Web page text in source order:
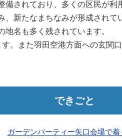
されており、多くの区民が利
新たなまちなみが形成されて
名も多く残されています。
。また羽田空港方面への玄関
できごと
ガーデンパーティー矢口会場で